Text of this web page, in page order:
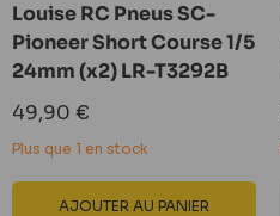
Louise RC Pneus SC-
Pioneer Short Course 1/5
24mm (x2) LR-T3292B
Prix
réduit
49,90 €
Plus que 1 en stock
AJOUTER AU PANIER